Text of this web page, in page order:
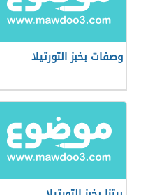
وصفات بخبز التورتيلا